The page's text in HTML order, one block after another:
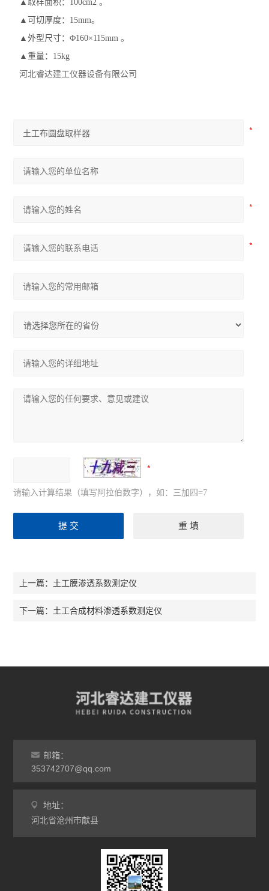
▲取样面积：100cm2 。
▲可切厚度：15mm。
▲外型尺寸：Φ160×115mm 。
▲重量：15kg
河北睿达建工仪器设备有限公司
请输入计算结果（填写阿拉伯数字），如：三加四=7
上一篇： 土工膜渗透系数测定仪
下一篇： 土工合成材料渗透系数测定仪
邮箱：
353742707@qq.com
地址：
河北省沧州市献县